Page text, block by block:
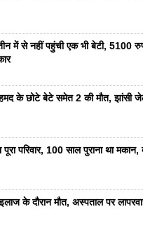
में से नहीं पहुंची एक भी बेटी, 5100
के छोटे बेटे समेत 2 की मौत, झांसी
परिवार, 100 साल पुराना था मकान,
के दौरान मौत, अस्पताल पर